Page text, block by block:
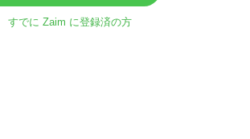
すでに Zaim に登録済の方